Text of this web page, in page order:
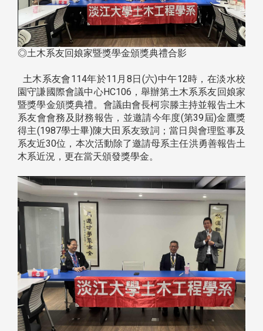
◎土木系友回娘家暨獎學金頒獎典禮合影
土木系友會114年於11月8日(六)中午12時，在淡水校
園守謙國際會議中心HC106，舉辦第土木系系友回娘家
暨獎學金頒獎典禮。會議由會長柯宗滕主持並報告土木
系友會會務及財務報告，並邀請今年度(第39屆)金鷹獎
得主(1987學士畢)陳大田系友致詞；當日與會理監事及
系友近30位，本次活動除了邀請母系主任洪勇善報告土
木系近況，更在當天頒發獎學金。